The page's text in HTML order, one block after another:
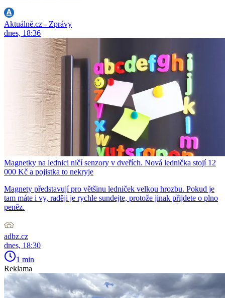
Aktuálně.cz - Zprávy
dnes, 18:36
Magnetky na lednici ničí senzory v dveřích. Nová lednička stojí 12
000 Kč a pojistka to nekryje
Magnety představují pro většinu ledniček velkou hrozbu. Pokud je
tam máte i vy, raději je rychle sundejte, protože jinak přijdete o plno
peněz.
adbz.cz
dnes, 18:30
1 min
Reklama